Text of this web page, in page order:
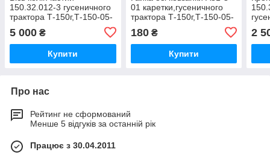
150.32.012-3 гусеничного
трактора Т-150г,Т-150-05-
5 000 ₴
Купити
01 каретки,гусеничного
трактора Т-150г,Т-150-05-
180₴
Купити
2
Про нас
Рейтинг не сформований
Менше 5 відгуків за останній рік
Працює з 30.04.2011